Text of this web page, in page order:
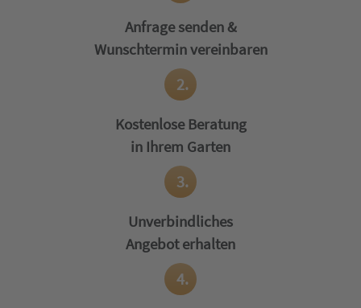
Anfrage senden &
Wunschtermin vereinbaren
2.
Kostenlose Beratung
in Ihrem Garten
3.
Unverbindliches
Angebot erhalten
4.